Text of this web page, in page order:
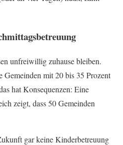
unfreiwillig zuhause bleiben.
Gemeinden mit 20 bis 35 Prozent
hat Konsequenzen: Eine
zeigt, dass 50 Gemeinden
gar keine Kinderbetreuung